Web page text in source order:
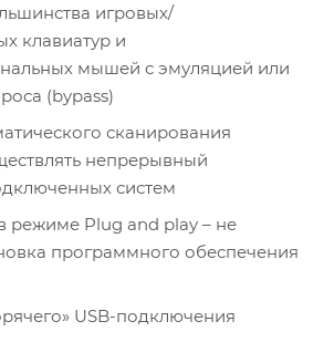
игровых/
клавиатур и
мышей с эмуляцией или
(bypass)
сканирования
непрерывный
систем
режиме Plug and play – не
программного обеспечения
USB-подключения